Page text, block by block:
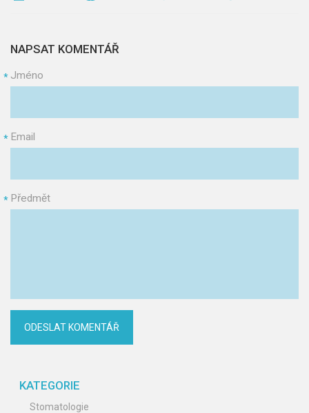
NAPSAT KOMENTÁŘ
Jméno
*
Email
*
Předmět
*
KATEGORIE
Stomatologie